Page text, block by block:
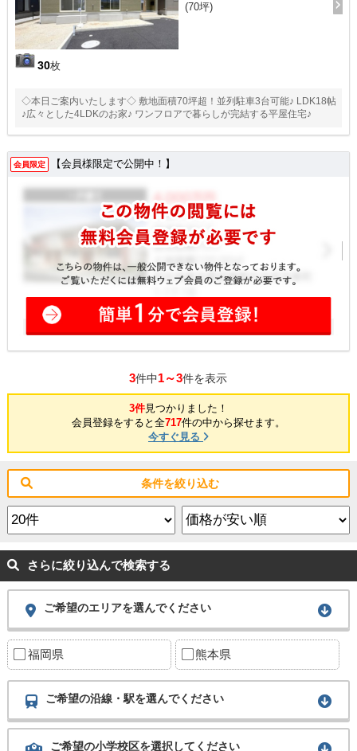
30枚
(70坪)
◇本日ご案内いたします◇ 敷地面積70坪超！並列駐車3台可能♪ LDK18帖
♪広々とした4LDKのお家♪ ワンフロアで暮らしが完結する平屋住宅♪
会員限定 【会員様限定で公開中！】
3件中1～3件を表示
3件見つかりました！
会員登録をすると全717件の中から探せます。
今すぐ見る
条件を絞り込む
さらに絞り込んで検索する
ご希望のエリアを選んでください
福岡県 熊本県
ご希望の沿線・駅を選んでください
ご希望の小学校区を選択してください